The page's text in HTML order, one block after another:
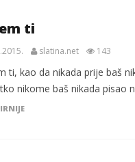
ti
slatina.net 143
ti, kao da nikada prije baš
nikome baš nikada pisao